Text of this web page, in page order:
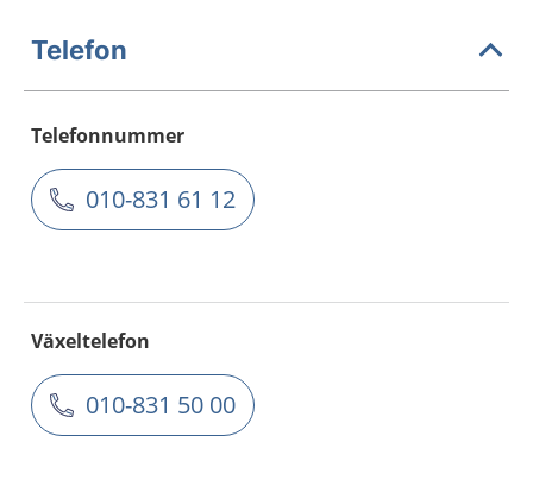
Telefon
Telefonnummer
010-831 61 12
Växeltelefon
010-831 50 00